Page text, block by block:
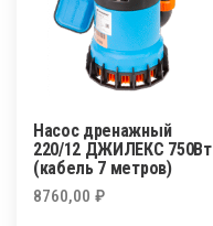
Насос дренажный
220/12 ДЖИЛЕКС 750Вт
(кабель 7 метров)
8760,00 ₽